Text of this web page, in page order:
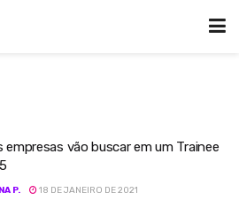
empresas vão buscar em um Trainee
P. 18 DE JANEIRO DE 2021